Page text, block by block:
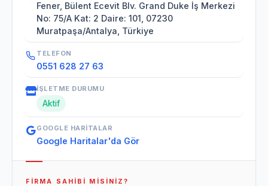
Fener, Bülent Ecevit Blv. Grand Duke İş Merkezi
No: 75/A Kat: 2 Daire: 101, 07230
Muratpaşa/Antalya, Türkiye
TELEFON
0551 628 27 63
İŞLETME DURUMU
Aktif
GOOGLE HARITALAR
Google Haritalar'da Gör
FIRMA SAHIBI MISINIZ?